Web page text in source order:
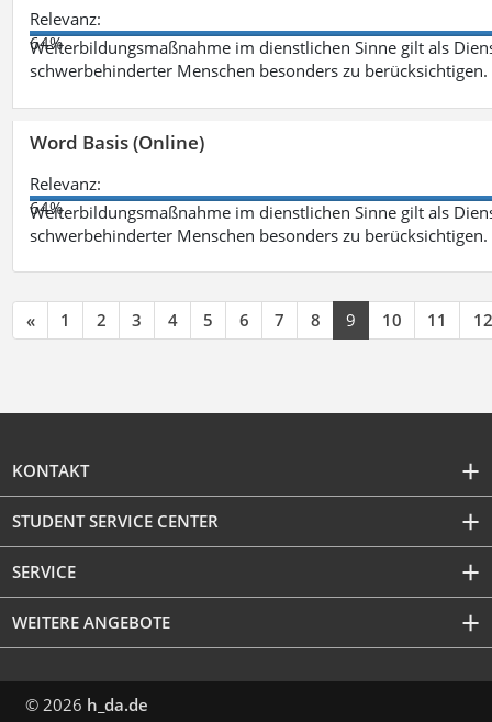
Relevanz:
64%
Weiterbildungsmaßnahme im dienstlichen Sinne gilt als
schwerbehinderter Menschen besonders zu berücksichtigen.
Word Basis (Online)
Relevanz:
64%
Weiterbildungsmaßnahme im dienstlichen Sinne gilt als
schwerbehinderter Menschen besonders zu berücksichtigen.
« 1 2 3 4 5 6 7 8 9 10 11 12
KONTAKT
STUDENT SERVICE CENTER
SERVICE
WEITERE ANGEBOTE
© 2026 h_da.de